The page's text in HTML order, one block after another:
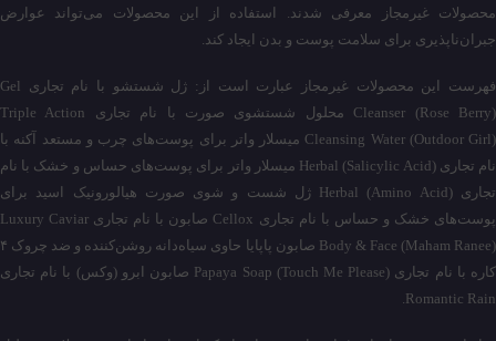
محصولات غیرمجاز معرفی شدند. استفاده از این محصولات می‌تواند عوارض
جبران‌ناپذیری برای سلامت پوست و بدن ایجاد کند.
فهرست این محصولات غیرمجاز عبارت است از: ژل شستشو با نام تجاری Gel
Cleanser (Rose Berry) محلول شستشوی صورت با نام تجاری Triple Action
Cleansing Water (Outdoor Girl) میسلار واتر برای پوست‌های چرب و مستعد آکنه با
نام تجاری Herbal (Salicylic Acid) میسلار واتر برای پوست‌های حساس و خشک با نام
تجاری Herbal (Amino Acid) ژل شست و شوی صورت هیالورونیک اسید برای
پوست‌های خشک و حساس با نام تجاری Cellox صابون با نام تجاری Luxury Caviar
Body & Face (Maham Ranee) صابون پاپایا حاوی سیاه‌دانه روشن‌کننده و ضد چروک ۴
کاره با نام تجاری Papaya Soap (Touch Me Please) صابون ابرو (وکس) با نام تجاری
Romantic Rain.